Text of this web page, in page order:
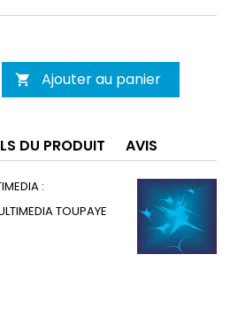
 Ajouter au panier
DU PRODUIT AVIS
:
TOUPAYE